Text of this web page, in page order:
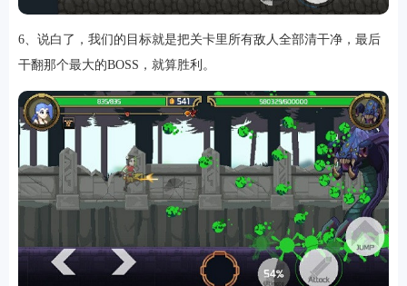
6、说白了，我们的目标就是把关卡里所有敌人全部清干净，最后
干翻那个最大的BOSS，就算胜利。